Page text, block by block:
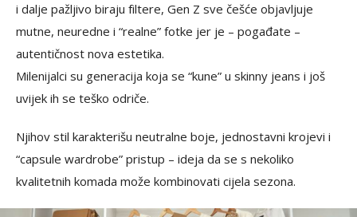
i dalje pažljivo biraju filtere, Gen Z sve češće objavljuje
mutne, neuredne i “realne” fotke jer je – pogađate –
autentičnost nova estetika.
Milenijalci su generacija koja se “kune” u skinny jeans i još
uvijek ih se teško odriče.
Njihov stil karakterišu neutralne boje, jednostavni krojevi i
“capsule wardrobe” pristup – ideja da se s nekoliko
kvalitetnih komada može kombinovati cijela sezona.